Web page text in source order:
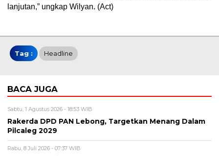
lanjutan,” ungkap Wilyan. (Act)
Tag : Headline
BACA JUGA
Sabtu, 1 Agustus 2026 - 18:53 WIB
Rakerda DPD PAN Lebong, Targetkan Menang Dalam
Pilcaleg 2029
Rabu, 8 Juli 2026 - 07:37 WIB